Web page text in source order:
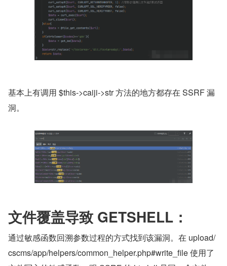
基本上有调用 $this->caiji->str 方法的地方都存在 SSRF 漏
洞。
文件覆盖导致 GETSHELL：
通过敏感函数回溯参数过程的方式找到该漏洞。在 upload/
cscms/app/helpers/common_helper.php#write_file 使用了